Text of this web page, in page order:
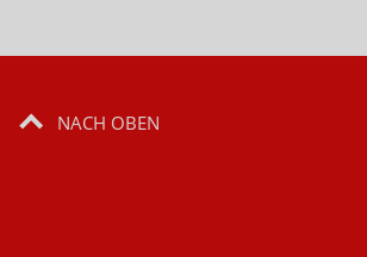
NACH OBEN